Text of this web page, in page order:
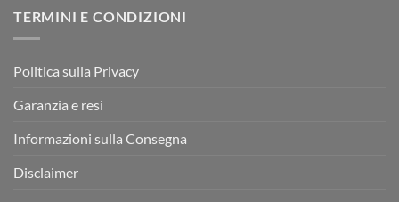
TERMINI E CONDIZIONI
Politica sulla Privacy
Garanzia e resi
Informazioni sulla Consegna
Disclaimer